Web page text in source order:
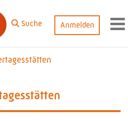
Suche Anmelden